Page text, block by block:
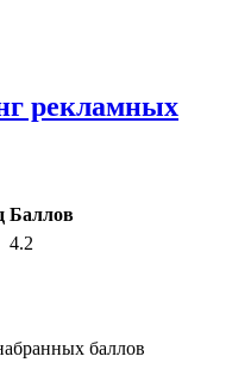
рекламных
Баллов
4.2
баллов